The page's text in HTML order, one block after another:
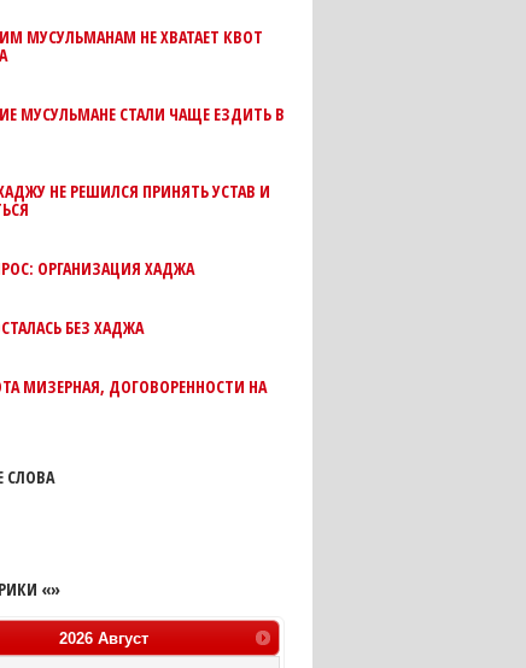
МУСУЛЬМАНАМ НЕ ХВАТАЕТ КВОТ
МУСУЛЬМАНЕ СТАЛИ ЧАЩЕ ЕЗДИТЬ В
НЕ РЕШИЛСЯ ПРИНЯТЬ УСТАВ И
ОРГАНИЗАЦИЯ ХАДЖА
БЕЗ ХАДЖА
МИЗЕРНАЯ, ДОГОВОРЕННОСТИ НА
СЛОВА
«»
2026 Август